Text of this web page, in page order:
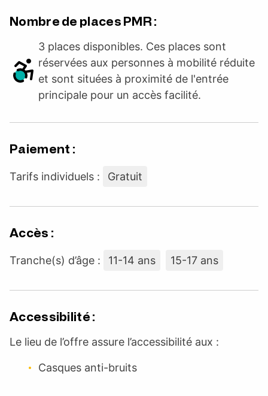
Nombre de places PMR :
3 places disponibles. Ces places sont
réservées aux personnes à mobilité réduite
et sont situées à proximité de l'entrée
principale pour un accès facilité.
Paiement :
Tarifs individuels : Gratuit
Accès :
Tranche(s) d’âge : 11-14 ans 15-17 ans
Accessibilité :
Le lieu de l’offre assure l’accessibilité aux :
Casques anti-bruits